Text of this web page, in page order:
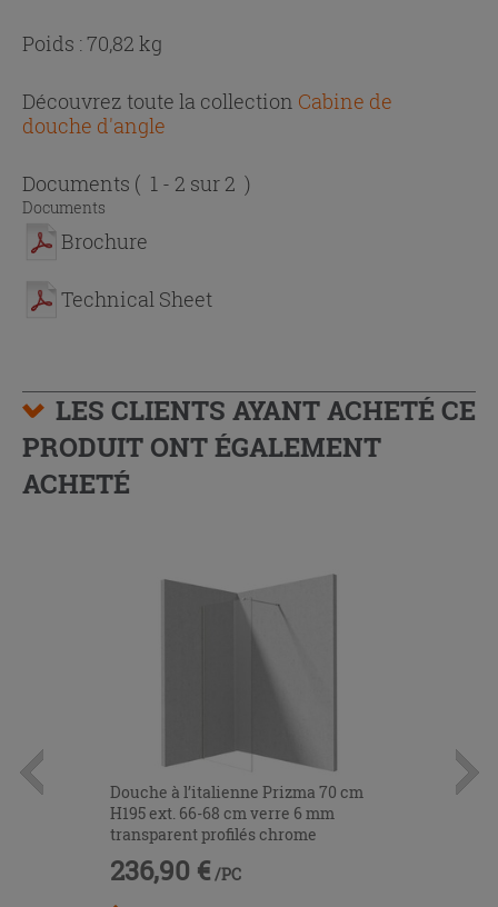
Poids : 70,82 kg
Découvrez toute la collection Cabine de
douche d'angle
Documents ( 1 - 2 sur 2 )
Documents
Brochure
Technical Sheet
LES CLIENTS AYANT ACHETÉ CE
PRODUIT ONT ÉGALEMENT
ACHETÉ
Douche à l’italienne Prizma 70 cm
H195 ext. 66-68 cm verre 6 mm
transparent profilés chrome
236,90 € /PC